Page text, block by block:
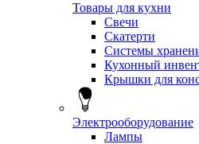
Товары для кухни
Свечи
Скатерти
Системы
Кухонный
Крышки для
Электрооборудование
Лампы